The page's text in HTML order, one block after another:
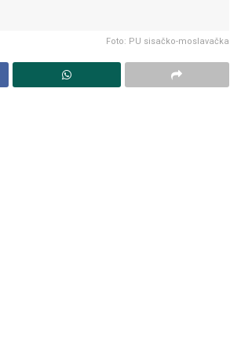
Foto: PU sisačko-moslavačka